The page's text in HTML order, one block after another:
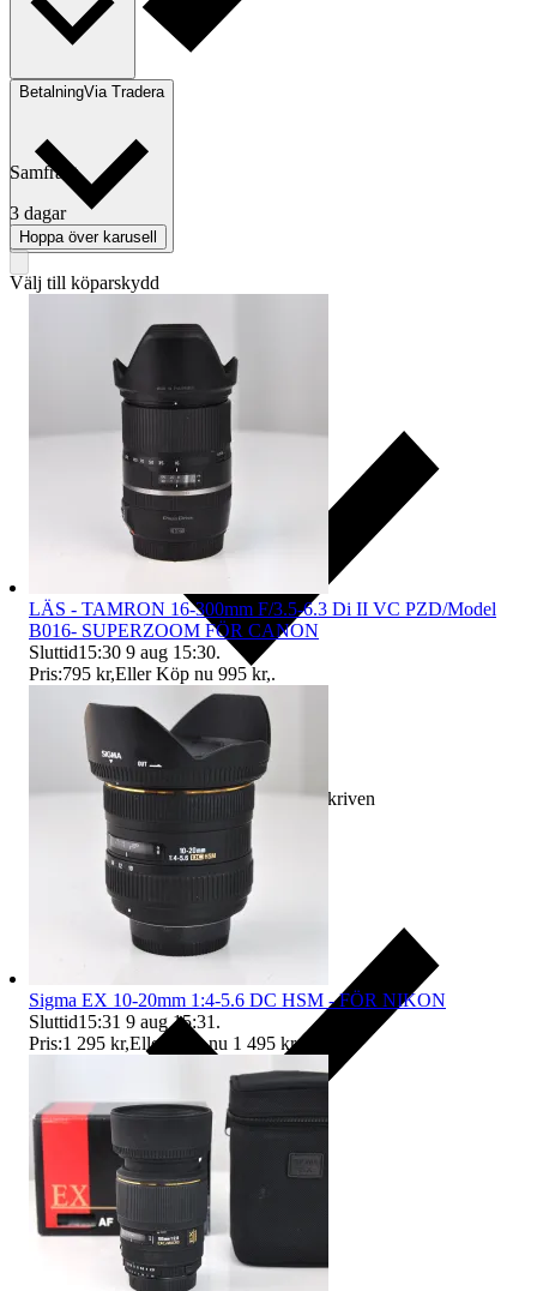
BetalningVia Tradera
Välj till köparskydd
Ersättning om varan inte är som beskriven
Samfrakt
3 dagar
Hoppa över karusell
LÄS - TAMRON 16-300mm F/3.5-6.3 Di II VC PZD/Model
B016- SUPERZOOM FÖR CANON
Sluttid15:30 9 aug 15:30.
Pris:795 kr,Eller Köp nu 995 kr,.
Sigma EX 10-20mm 1:4-5.6 DC HSM - FÖR NIKON
Sluttid15:31 9 aug 15:31 .
Pris:1 295 kr,Eller Köp nu 1 495 kr,.